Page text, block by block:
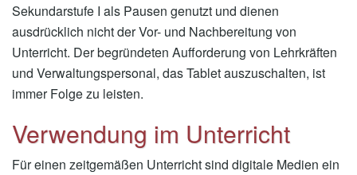
Sekundarstufe I als Pausen genutzt und dienen
ausdrücklich nicht der Vor- und Nachbereitung von
Unterricht. Der begründeten Aufforderung von Lehrkräften
und Verwaltungspersonal, das Tablet auszuschalten, ist
immer Folge zu leisten.
Verwendung im Unterricht
Für einen zeitgemäßen Unterricht sind digitale Medien ein